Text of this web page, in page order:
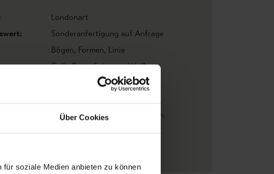
Über Cookies
soziale Medien anbieten zu können
Londonart
Sonderanfertigung auf Anfrage
Bögen, Formen, Linie
Gelb, Rosa, Schwarz, Weiß
FotoTapeten, Grafische Tapeten
Vliestapeten